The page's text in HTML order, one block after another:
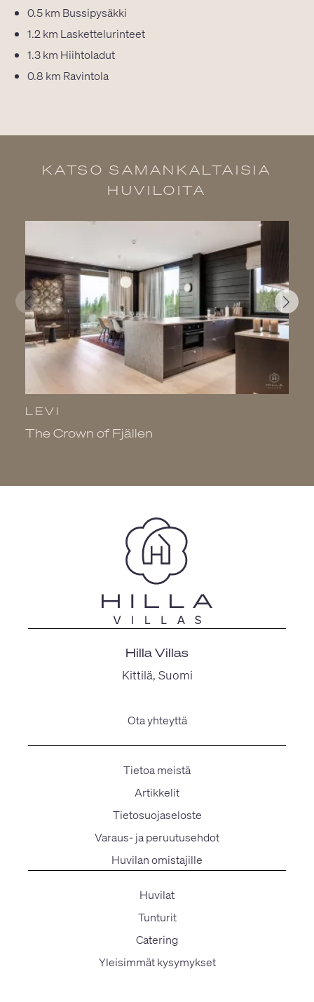
0.5 km Bussipysäkki
1.2 km Laskettelurinteet
1.3 km Hiihtoladut
0.8 km Ravintola
KATSO SAMANKALTAISIA
HUVILOITA
LEVI
The Crown of Fjällen
Hilla Villas
Kittilä, Suomi
Ota yhteyttä
Tietoa meistä
Artikkelit
Tietosuojaseloste
Varaus- ja peruutusehdot
Huvilan omistajille
Huvilat
Tunturit
Catering
Yleisimmät kysymykset